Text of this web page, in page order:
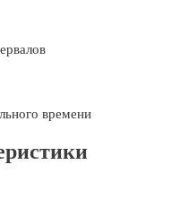
времени